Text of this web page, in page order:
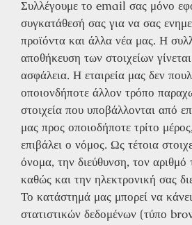
Συλλέγουμε το email σας μόνο
συγκατάθεσή σας για να σας
προϊόντα και άλλα νέα μας. Η
αποθήκευση των στοιχείων
ασφάλεια. Η εταιρεία μας δεν
οποιονδήποτε άλλον τρόπο
στοιχεία που υποβάλλονται από
μας προς οποιοδήποτε τρίτο
επιβάλει ο νόμος. Ως τέτοια
όνομα, την διεύθυνση, τον
καθώς και την ηλεκτρονική σας
Το κατάστημά μας μπορεί να
στατιστικών δεδομένων (τύπο